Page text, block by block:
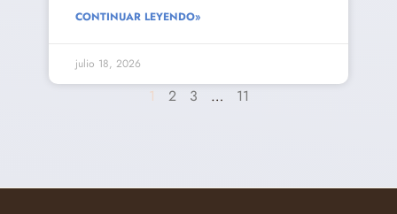
CONTINUAR LEYENDO»
julio 18, 2026
1 2 3 … 11